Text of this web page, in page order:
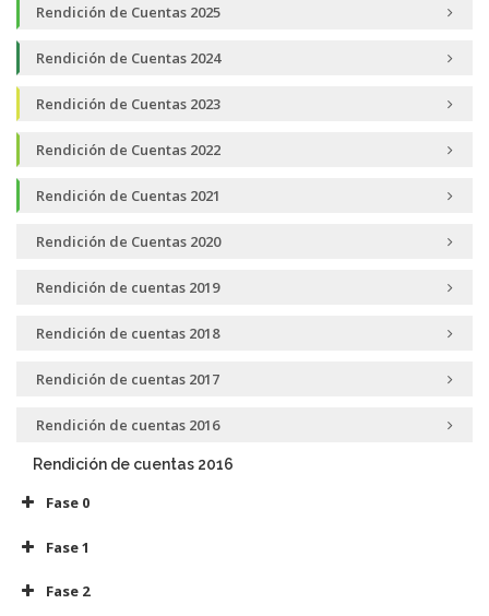
Rendición de Cuentas 2025
Rendición de Cuentas 2024
Rendición de Cuentas 2023
Rendición de Cuentas 2022
Rendición de Cuentas 2021
Rendición de Cuentas 2020
Rendición de cuentas 2019
Rendición de cuentas 2018
Rendición de cuentas 2017
Rendición de cuentas 2016
Rendición de cuentas 2016
Fase 0
Lista de Invitados (561 descargas )
Fase 1
Fase 2